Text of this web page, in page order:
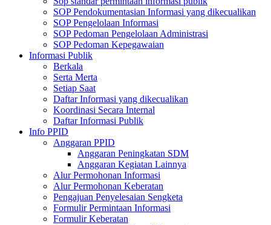
SOP Pendokumentasian Informasi yang dikecualikan
SOP Pengelolaan Informasi
SOP Pedoman Pengelolaan Administrasi
SOP Pedoman Kepegawaian
Informasi Publik
Berkala
Serta Merta
Setiap Saat
Daftar Informasi yang dikecualikan
Koordinasi Secara Internal
Daftar Informasi Publik
Info PPID
Anggaran PPID
Anggaran Peningkatan SDM
Anggaran Kegiatan Lainnya
Alur Permohonan Informasi
Alur Permohonan Keberatan
Pengajuan Penyelesaian Sengketa
Formulir Permintaan Informasi
Formulir Keberatan